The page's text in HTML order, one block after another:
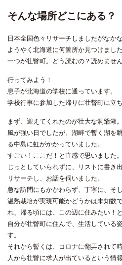
そんな場所どこにある？
日本全国色々リサーチしましたがなか
ようやく北海道に何箇所か見つけました
一つが壮瞥町。どう読むの？読めませ
行ってみよう！
息子が北海道の学校に通っています。
学校行事に参加した帰りに壮瞥町に立
まず、迎えてくれたのが壮大な洞爺湖。
風が強い日でしたが、湖畔で暫く湖を
る中島に虹がかかっていました。
すごい！ここだ！と直感で思いました。
じっとしていられずに、リストに書き
リサーチし、お話を伺いました。
急な訪問にもかかわらず、丁寧に、そ
温熱栽培が実現可能かどうかは未知数
れ、帰る頃には、この辺に住みたい！
自分が壮瞥町に住んで、生活している
す。
それから暫くは、コロナに翻弄されて
人から壮瞥に求人が出ているという情